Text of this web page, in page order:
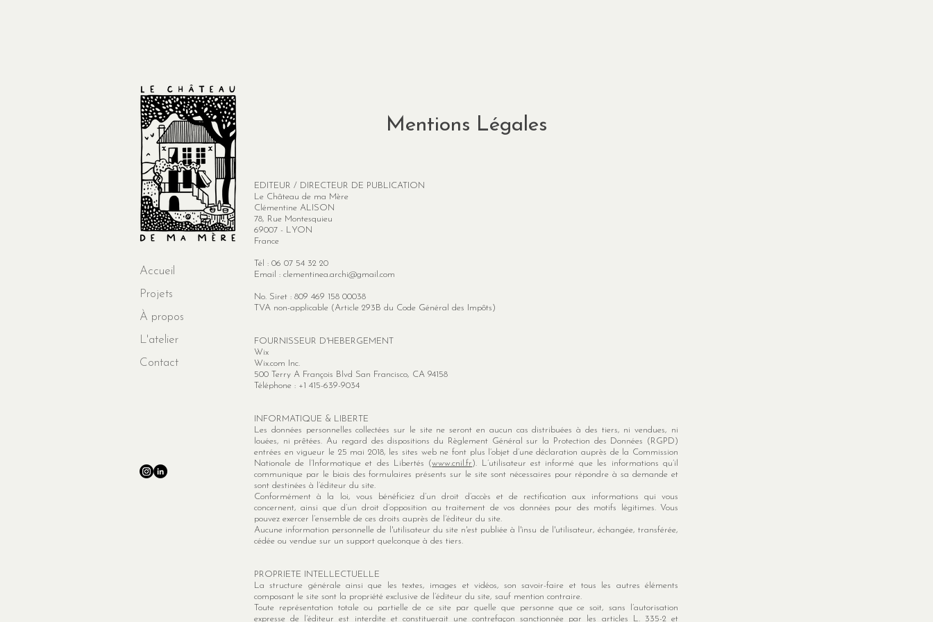
Mentions Légales
EDITEUR / DIRECTEUR DE PUBLICATION​
Le Château de ma Mère
Clémentine ALISON
78, Rue Montesquieu
69007 - LYON
France
Tél : 06 07 54 32 20
Email : clementinea.archi@gmail.com
No. Siret : 809 469 158 00038
​​​​TVA non-applicable (Article 293B du Code Général des Impôts)
FOURNISSEUR D'HEBERGEMENT​
Wix
Wix.com Inc.
500 Terry A François Blvd San Francisco, CA 94158
Téléphone : +1 415-639-9034
INFORMATIQUE & LIBERTE​
Les données personnelles collectées sur le site ne seront en aucun cas distribuées à des tiers, ni vendues, ni
louées, ni prêtées. Au regard des dispositions du Règlement Général sur la Protection des Données (RGPD)
entrées en vigueur le 25 mai 2018, les sites web ne font plus l’objet d’une déclaration auprès de la Commission
Nationale de l’Informatique et des Libertés (www.cnil.fr). L’utilisateur est informé que les informations qu’il
communique par le biais des formulaires présents sur le site sont nécessaires pour répondre à sa demande et
sont destinées à l’éditeur du site.
Conformément à la loi, vous bénéficiez d’un droit d’accès et de rectification aux informations qui vous
concernent, ainsi que d’un droit d’opposition au traitement de vos données pour des motifs légitimes. Vous
pouvez exercer l’ensemble de ces droits auprès de l’éditeur du site.
Aucune information personnelle de l'utilisateur du site n'est publiée à l'insu de l'utilisateur, échangée, transférée,
cédée ou vendue sur un support quelconque à des tiers.
PROPRIETE INTELLECTUELLE​
La structure générale ainsi que les textes, images et vidéos, son savoir-faire et tous les autres éléments
composant le site sont la propriété exclusive de l’éditeur du site, sauf mention contraire.
Toute représentation totale ou partielle de ce site par quelle que personne que ce soit, sans l’autorisation
expresse de l’éditeur est interdite et constituerait une contrefaçon sanctionnée par les articles L. 335-2 et
Accueil
Projets
À propos
L'atelier
Contact